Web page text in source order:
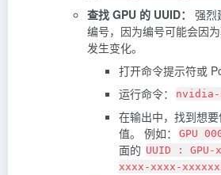
查找 GPU 的 UUID：
强烈
编号，因为编号可能会因
发生变化。
打开命令提示符或
运行命令：
在输出中，找到想
值。 例如：
GPU
面的 UUID :
xxxx-xxxx-